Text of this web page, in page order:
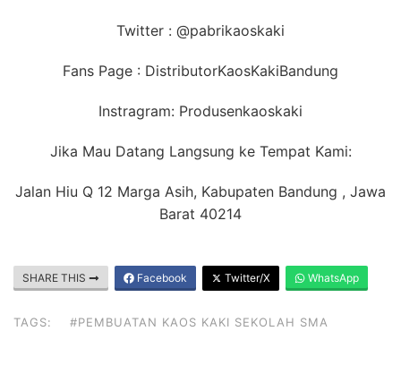
Twitter : @pabrikaoskaki
Fans Page : DistributorKaosKakiBandung
Instragram: Produsenkaoskaki
Jika Mau Datang Langsung ke Tempat Kami:
Jalan Hiu Q 12 Marga Asih, Kabupaten Bandung , Jawa
Barat 40214
SHARE THIS Facebook Twitter/X WhatsApp
TAGS: #PEMBUATAN KAOS KAKI SEKOLAH SMA